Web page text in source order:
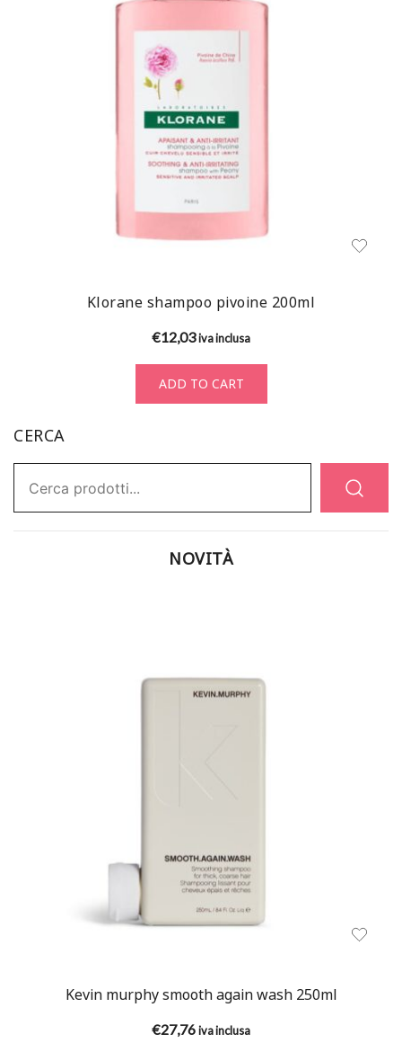
Klorane shampoo pivoine 200ml
€12,03iva inclusa
ADD TO CART
CERCA
NOVITÀ
Kevin murphy smooth again wash 250ml
€27,76iva inclusa